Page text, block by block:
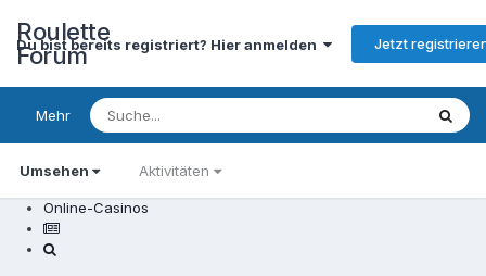
Roulette
Forum
Du bist bereits registriert? Hier anmelden Jetzt
Mehr
Umsehen Aktivitäten
Online-Casinos